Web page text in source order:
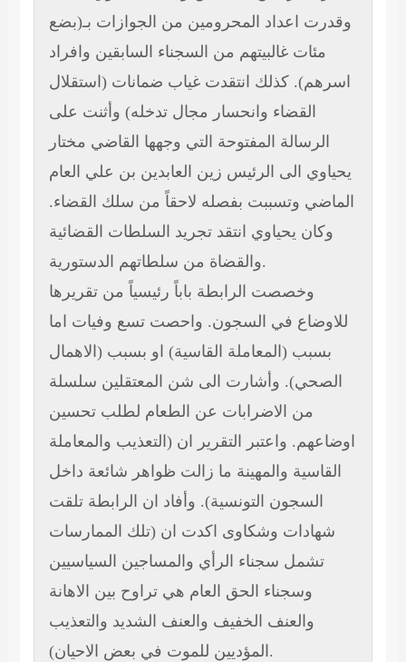
وقدرت اعداد المحرومين من الجوازات بـ(بضع
مئات غالبيتهم من السجناء السابقين وافراد
اسرهم). كذلك انتقدت غياب ضمانات (استقلال
القضاء وانحسار مجال تدخله) وأثنت على
الرسالة المفتوحة التي وجهها القاضي مختار
يحياوي الى الرئيس زين العابدين بن علي العام
الماضي وتسببت بفصله لاحقاً من سلك القضاء.
وكان يحياوي انتقد تجريد السلطات القضائية
والقضاة من سلطاتهم الدستورية.
وخصصت الرابطة باباً رئيسياً من تقريرها
للاوضاع في السجون. واحصت تسع وفيات اما
بسبب (المعاملة القاسية) او بسبب (الاهمال
الصحي). وأشارت الى شن المعتقلين سلسلة
من الاضرابات عن الطعام لطلب تحسين
اوضاعهم. واعتبر التقرير ان (التعذيب والمعاملة
القاسية والمهينة ما زالت ظواهر شائعة داخل
السجون التونسية). وأفاد ان الرابطة تلقت
شهادات وشكاوى اكدت ان (تلك الممارسات
تشمل سجناء الرأي والمساجين السياسيين
وسجناء الحق العام هي تراوح بين الاهانة
والعنف الخفيف والعنف الشديد والتعذيب
المؤديين للموت في بعض الاحيان).